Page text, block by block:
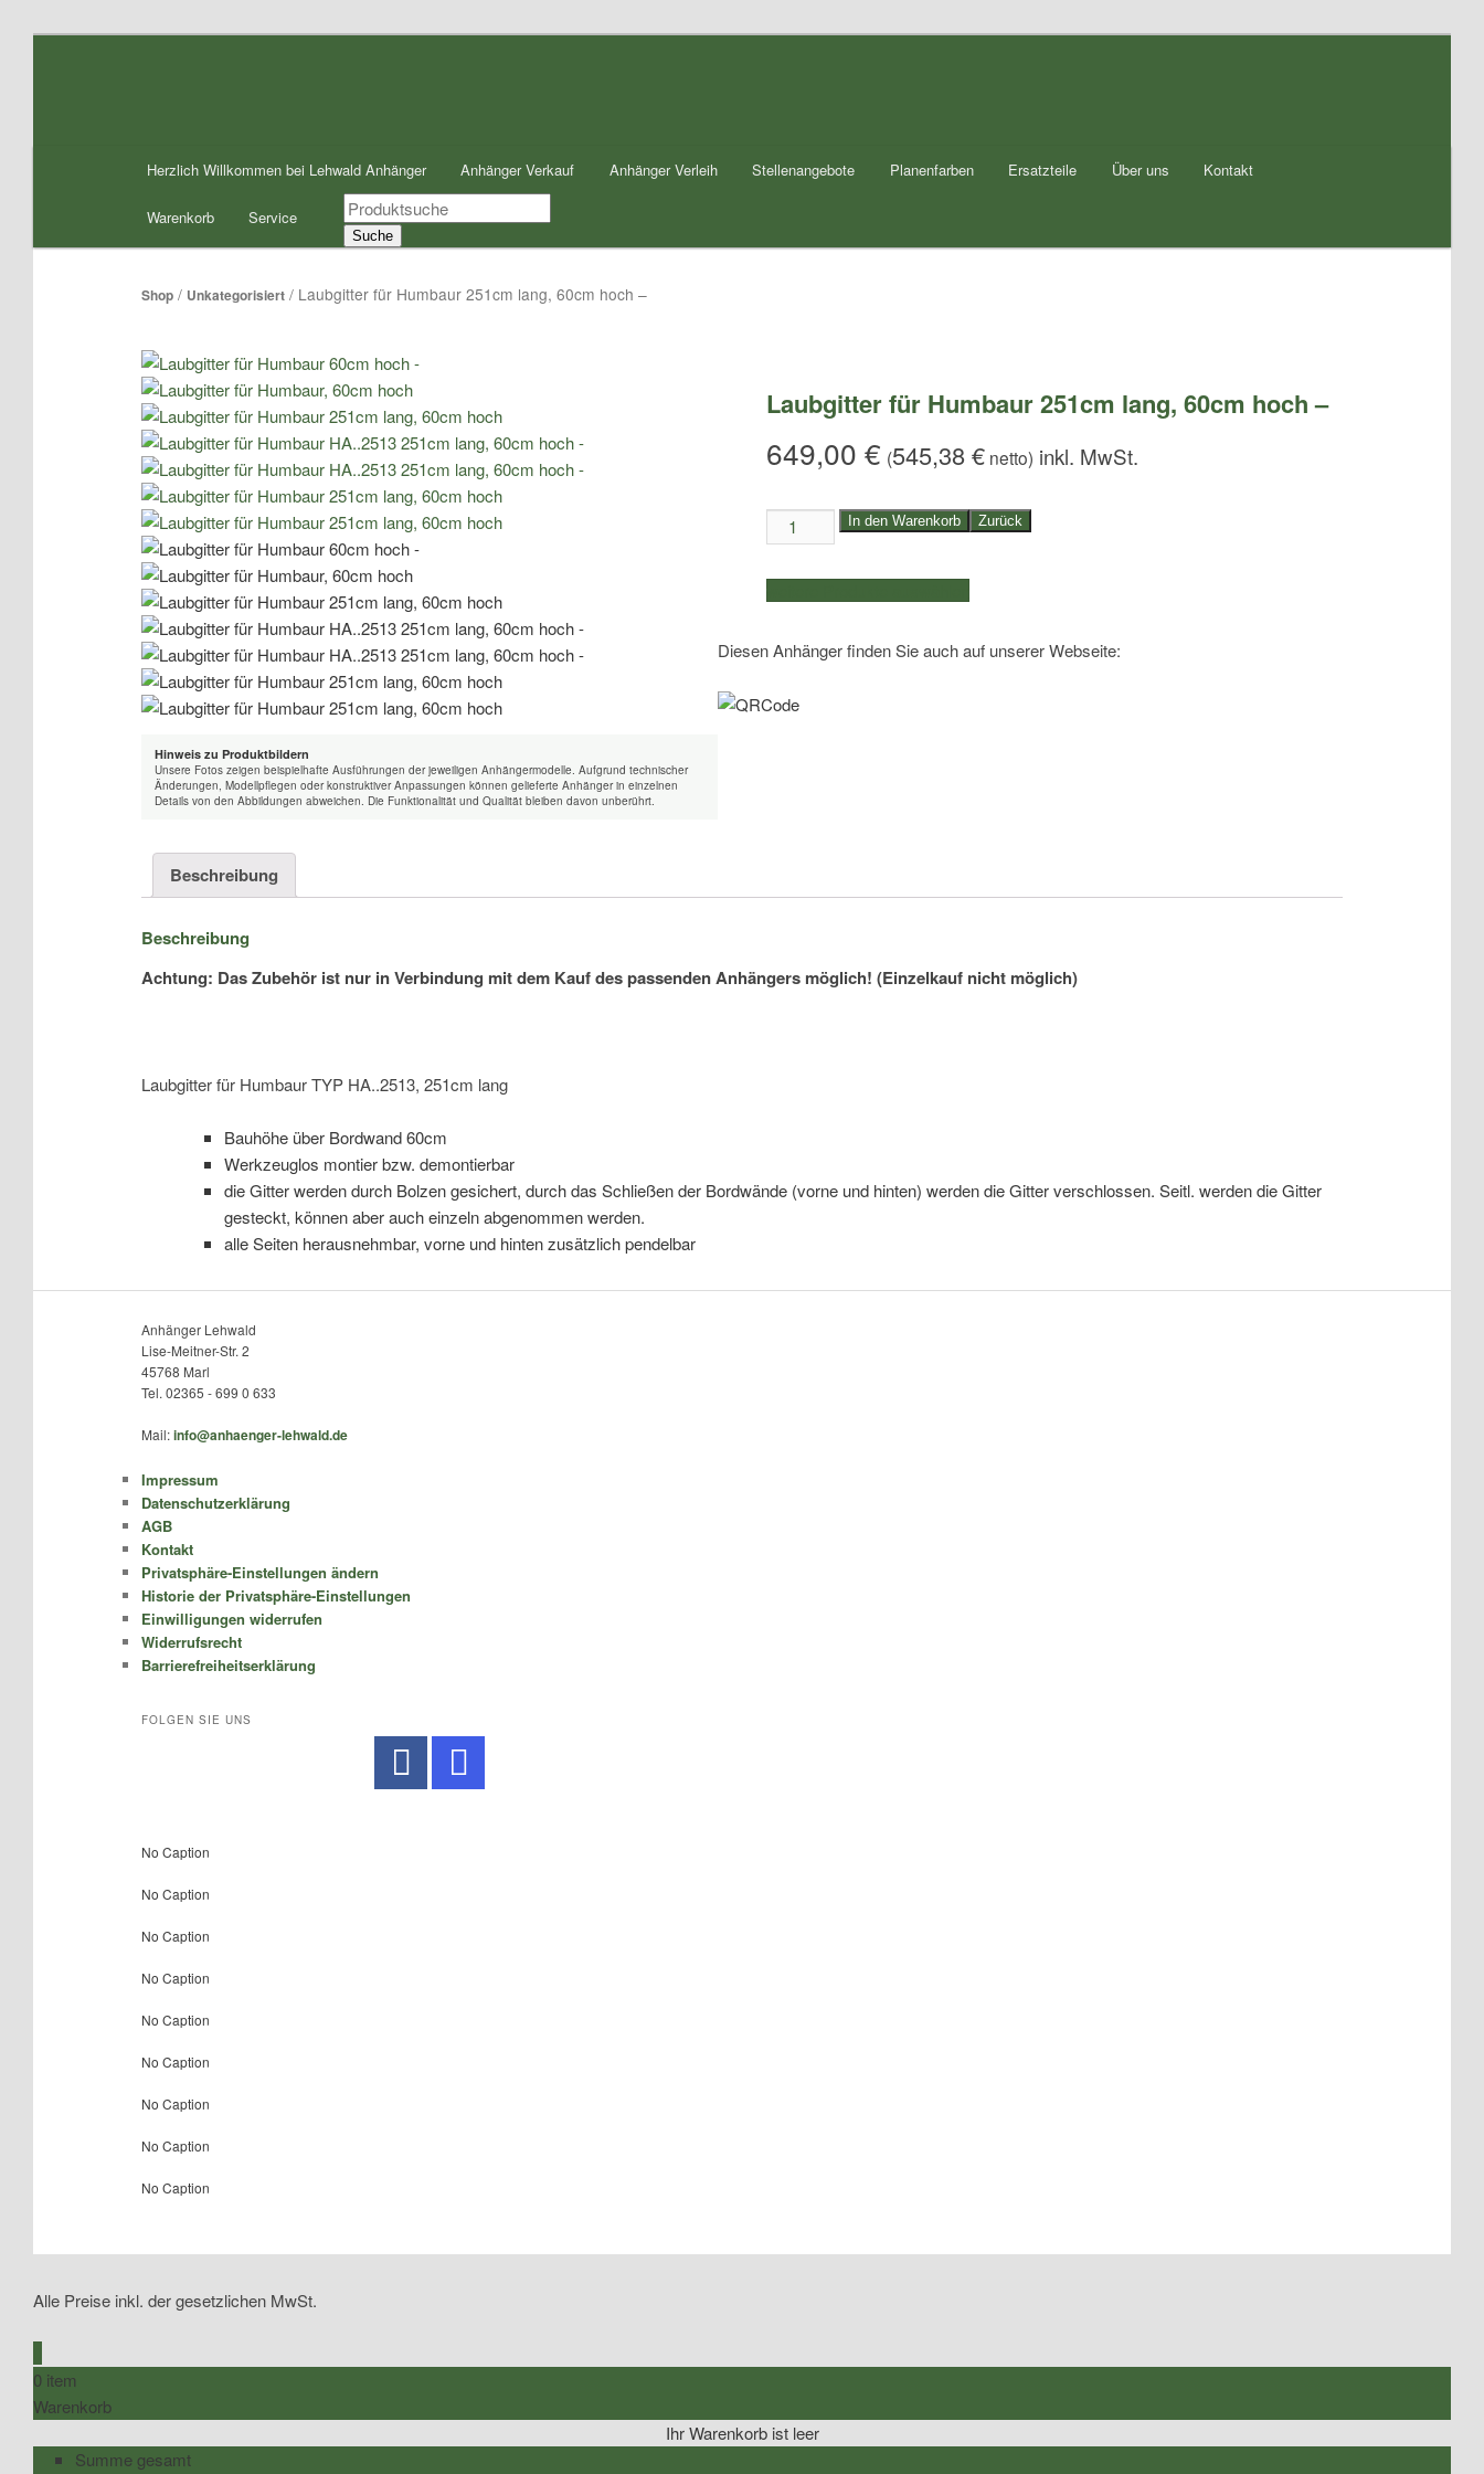
Herzlich Willkommen bei Lehwald Anhänger Anhänger Verkauf Anhänger Verleih Stellenangebote Planenfarben Ersatzteile Über uns Kontakt
Warenkorb Service
Products
search
Suche
Shop/ Unkategorisiert/ Laubgitter für Humbaur 251cm lang, 60cm hoch –
Hinweis zu Produktbildern
Unsere Fotos zeigen beispielhafte Ausführungen der jeweiligen Anhängermodelle. Aufgrund technischer
Änderungen, Modellpflegen oder konstruktiver Anpassungen können gelieferte Anhänger in einzelnen
Details von den Abbildungen abweichen. Die Funktionalität und Qualität bleiben davon unberührt.
Laubgitter für Humbaur 251cm lang, 60cm hoch –
649,00 € (545,38€netto)
Laubgitter
für
Humbaur
251cm
60cm
-
In den Warenkorb Zurück
Diesen Anhänger finden Sie auch auf unserer Webseite:
Beschreibung
Beschreibung
Achtung: Das Zubehör ist nur in Verbindung mit dem Kauf des passenden Anhängers möglich! (Einzelkauf nicht möglich)
Laubgitter für Humbaur TYP HA..2513, 251cm lang
Bauhöhe über Bordwand 60cm
Werkzeuglos montier bzw. demontierbar
die Gitter werden durch Bolzen gesichert, durch das Schließen der Bordwände (vorne und hinten) werden die Gitter verschlossen. Seitl. werden die Gitter
gesteckt, können aber auch einzeln abgenommen werden.
alle Seiten herausnehmbar, vorne und hinten zusätzlich pendelbar
Anhänger Lehwald
Lise-Meitner-Str. 2
45768 Marl
Tel. 02365 - 699 0 633
Mail:info@anhaenger-lehwald.de
Impressum
Datenschutzerklärung
AGB
Kontakt
Privatsphäre-Einstellungen ändern
Historie der Privatsphäre-Einstellungen
Einwilligungen widerrufen
Widerrufsrecht
Barrierefreiheitserklärung
FOLGEN SIE UNS
No Caption
No Caption
No Caption
No Caption
No Caption
No Caption
No Caption
No Caption
No Caption
Alle Preise inkl. der gesetzlichen MwSt.
0 item
Warenkorb
Ihr Warenkorb ist leer
Summe gesamt